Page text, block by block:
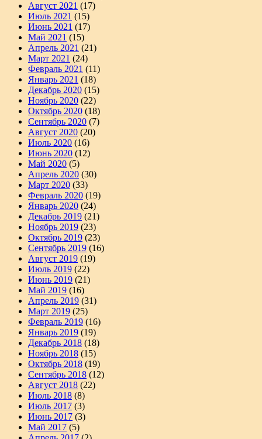
Август 2021 (17)
Июль 2021 (15)
Июнь 2021 (17)
Май 2021 (15)
Апрель 2021 (21)
Март 2021 (24)
Февраль 2021 (11)
Январь 2021 (18)
Декабрь 2020 (15)
Ноябрь 2020 (22)
Октябрь 2020 (18)
Сентябрь 2020 (7)
Август 2020 (20)
Июль 2020 (16)
Июнь 2020 (12)
Май 2020 (5)
Апрель 2020 (30)
Март 2020 (33)
Февраль 2020 (19)
Январь 2020 (24)
Декабрь 2019 (21)
Ноябрь 2019 (23)
Октябрь 2019 (23)
Сентябрь 2019 (16)
Август 2019 (19)
Июль 2019 (22)
Июнь 2019 (21)
Май 2019 (16)
Апрель 2019 (31)
Март 2019 (25)
Февраль 2019 (16)
Январь 2019 (19)
Декабрь 2018 (18)
Ноябрь 2018 (15)
Октябрь 2018 (19)
Сентябрь 2018 (12)
Август 2018 (22)
Июль 2018 (8)
Июль 2017 (3)
Июнь 2017 (3)
Май 2017 (5)